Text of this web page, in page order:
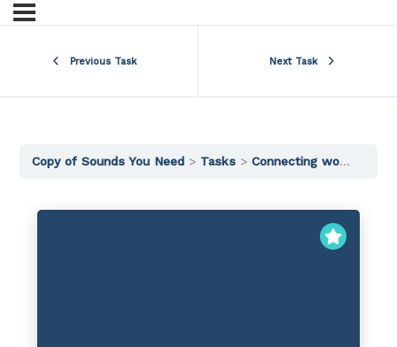
Previous Task Next Task
Copy of Sounds You Need Tasks Connecting words